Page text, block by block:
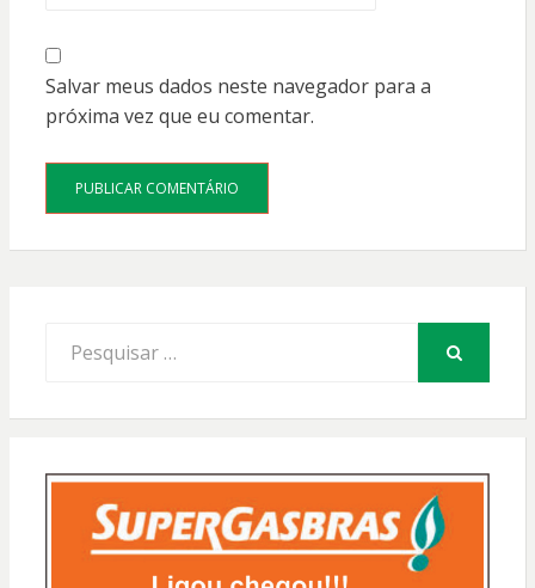
Salvar meus dados neste navegador para a
próxima vez que eu comentar.
por: